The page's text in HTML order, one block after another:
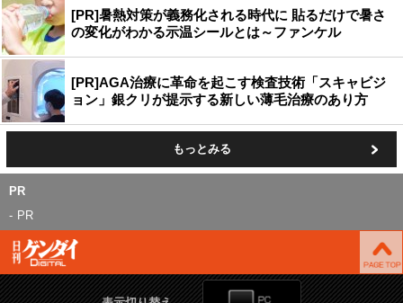
[PR]暑熱対策が義務化される時代に 貼るだけで暑さ
の変化がわかる示温シールとは～ファンケル
[PR]AGA治療に革命を起こす検査技術「スキャビジ
ョン」銀クリが提示する新しい薄毛治療のあり方
もっとみる
PR
PR